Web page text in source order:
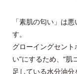
「素肌の匂い」は
す。
グローイングセン
い”にするため、“
足している水分油